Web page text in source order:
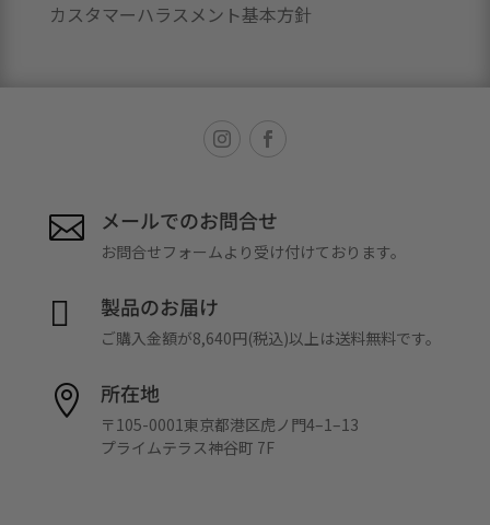
カスタマーハラスメント基本方針
 メールでのお問合せ
お問合せフォームより受け付けております。
 製品のお届け
ご購入金額が8,640円(税込)以上は送料無料です。
 所在地
〒105-0001東京都港区虎ノ門4–1–13
プライムテラス神谷町 7F